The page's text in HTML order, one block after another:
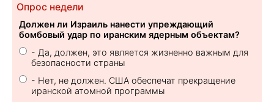
Опрос недели
Должен ли Израиль нанести упреждающий
бомбовый удар по иранским ядерным объектам?
- Да, должен, это является жизненно важным для
безопасности страны
- Нет, не должен. США обеспечат прекращение
иранской атомной программы